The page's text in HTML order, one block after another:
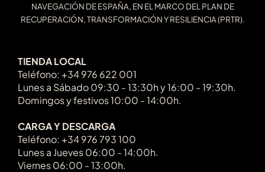
NAVEGACIÓN DE ESPAÑA, EN EL MARCO DEL PLAN DE
RECUPERACIÓN, TRANSFORMACIÓN Y RESILIENCIA (PRTR).
TIENDA LOCAL
Teléfono: +34 976 622 001
Lunes a Sábado 09:30 - 13:30h y 16:00 - 19:30h.
Domingos y festivos 10:00 - 14:00h.
CARGA Y DESCARGA
Teléfono: +34 976 793 100
Lunes a Jueves 06:00 - 14:00h.
Viernes 06:00 - 13:00h.